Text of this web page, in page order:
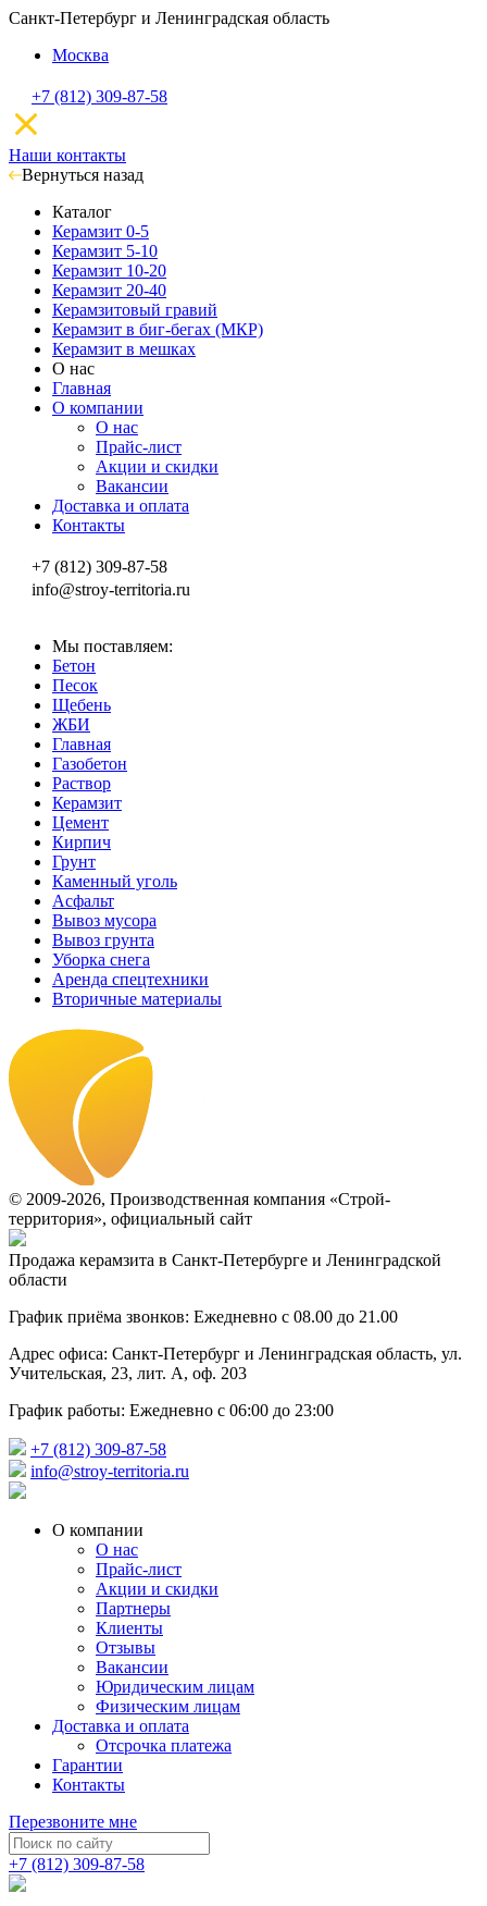
Санкт-Петербург и Ленинградская область
Москва
+7 (812) 309-87-58
Наши контакты
Вернуться назад
Каталог
Керамзит 0-5
Керамзит 5-10
Керамзит 10-20
Керамзит 20-40
Керамзитовый гравий
Керамзит в биг-бегах (МКР)
Керамзит в мешках
О нас
Главная
О компании
О нас
Прайс-лист
Акции и скидки
Вакансии
Доставка и оплата
Контакты
+7 (812) 309-87-58
info@stroy-territoria.ru
Мы поставляем:
Бетон
Песок
Щебень
ЖБИ
Главная
Газобетон
Раствор
Керамзит
Цемент
Кирпич
Грунт
Каменный уголь
Асфальт
Вывоз мусора
Вывоз грунта
Уборка снега
Аренда спецтехники
Вторичные материалы
© 2009-2026, Производственная компания «Строй-
территория», официальный сайт
Продажа керамзита в Санкт-Петербурге и Ленинградской
области
График приёма звонков: Ежедневно с 08.00 до 21.00
Адрес офиса: Санкт-Петербург и Ленинградская область, ул.
Учительская, 23, лит. А, оф. 203
График работы: Ежедневно с 06:00 до 23:00
+7 (812) 309-87-58
info@stroy-territoria.ru
О компании
О нас
Прайс-лист
Акции и скидки
Партнеры
Клиенты
Отзывы
Вакансии
Юридическим лицам
Физическим лицам
Доставка и оплата
Отсрочка платежа
Гарантии
Контакты
Перезвоните мне
+7 (812) 309-87-58